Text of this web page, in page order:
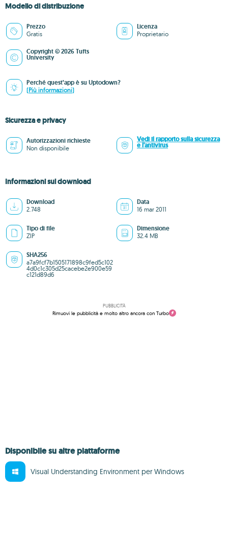
Modello di distribuzione
Prezzo
Gratis
Licenza
Proprietario
Copyright © 2026 Tufts
University
Perché quest’app è su Uptodown?
(Più informazioni)
Sicurezza e privacy
Autorizzazioni richieste
Non disponibile
Vedi il rapporto sulla sicurezza
e l'antivirus
Informazioni sul download
Download
2.748
Data
16 mar 2011
Tipo di file
ZIP
Dimensione
32.4 MB
SHA256
a7a9fcf7b1505171898c9fed5c102
4d0c1c305d25cacebe2e900e59
c121d89d6
PUBBLICITÀ
Rimuovi le pubblicità e molto altro ancora con Turbo
Disponibile su altre piattaforme
Visual Understanding Environment per Windows